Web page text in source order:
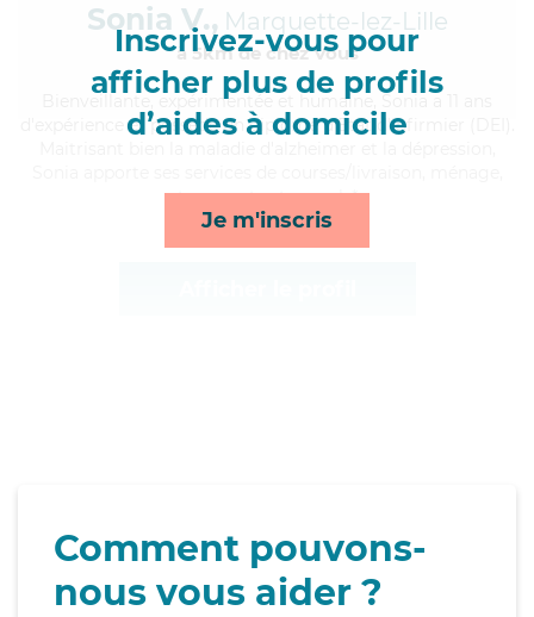
Inscrivez-vous pour
afficher plus de profils
d’aides à domicile
Je m'inscris
Sonia V., Marquette-lez-Lille
à 5km de chez Vous
, expérimentée et humaine, Sonia a 11 ans
d'expérience et possède un diplôme d'Etat d'infirmier (DEI).
transports et rappels*
Comment pouvons-
nous vous aider ?